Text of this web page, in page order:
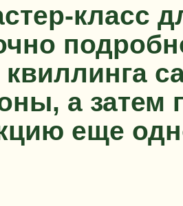
класс
квиллинга
а затем
еще